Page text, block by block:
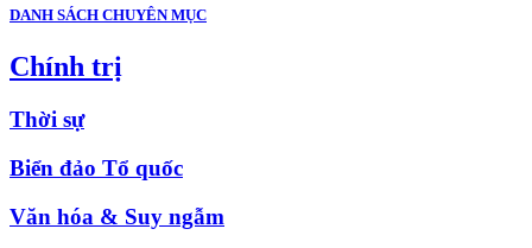
DANH SÁCH CHUYÊN MỤC
Chính trị
Thời sự
Biển đảo Tổ quốc
Văn hóa & Suy ngẫm